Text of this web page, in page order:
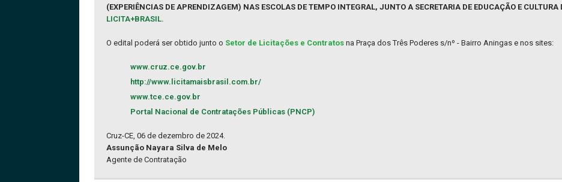
(EXPERIÊNCIAS DE APRENDIZAGEM) NAS ESCOLAS DE TEMPO INTEGRAL, JUNTO A SECRETARIA DE EDUCAÇÃO E
LICITA+BRASIL.
O edital poderá ser obtido junto o Setor de Licitações e Contratos na Praça dos Três Poderes s/nº - Bairro Aningas e nos sites:
www.cruz.ce.gov.br
http://www.licitamaisbrasil.com.br/
www.tce.ce.gov.br
Portal Nacional de Contratações Públicas (PNCP)
Cruz-CE, 06 de dezembro de 2024.
Assunção Nayara Silva de Melo
Agente de Contratação